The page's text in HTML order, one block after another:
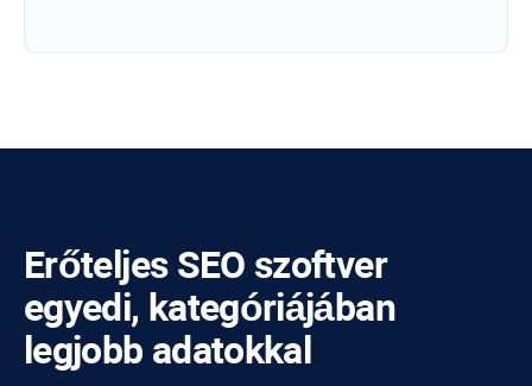
Erőteljes SEO szoftver
egyedi, kategóriájában
legjobb adatokkal